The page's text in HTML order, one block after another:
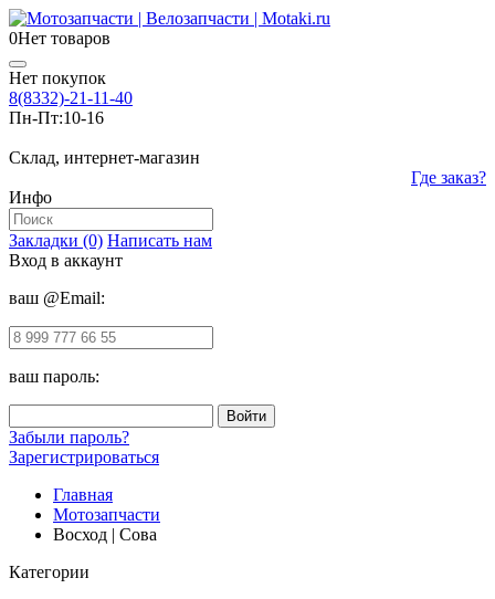
0Нет товаров
Нет покупок
8(8332)-21-11-40
Пн-Пт:10-16
Склад, интернет-магазин
Где заказ?
Инфо
Закладки (0) Написать нам
Вход в аккаунт
ваш @Email:
ваш пароль:
Забыли пароль?
Зарегистрироваться
Главная
Мотозапчасти
Восход | Сова
Категории